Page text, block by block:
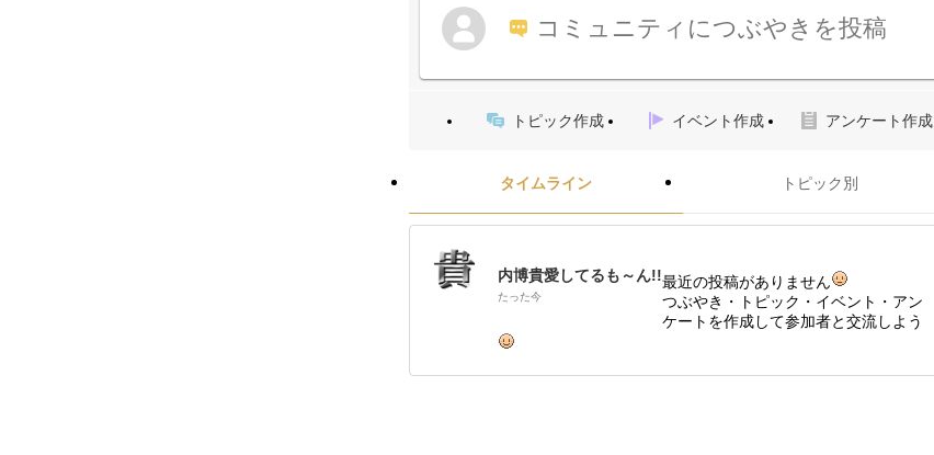
コミュニティにつぶやきを投稿
トピック作成 イベント作成 アンケート作成
タイムライン トピック別
内博貴愛してるも～ん!!
たった今
最近の投稿がありません
つぶやき・トピック・イベント・アン
ケートを作成して参加者と交流しよう